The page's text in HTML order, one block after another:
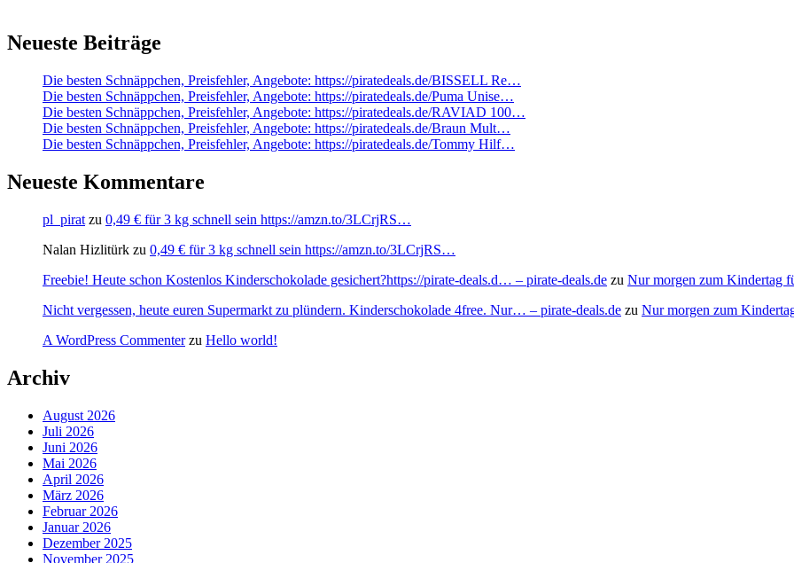
Neueste Beiträge
Die besten Schnäppchen, Preisfehler, Angebote: https://piratedeals.de/BISSELL Re…
Die besten Schnäppchen, Preisfehler, Angebote: https://piratedeals.de/Puma Unise…
Die besten Schnäppchen, Preisfehler, Angebote: https://piratedeals.de/RAVIAD 100…
Die besten Schnäppchen, Preisfehler, Angebote: https://piratedeals.de/Braun Mult…
Die besten Schnäppchen, Preisfehler, Angebote: https://piratedeals.de/Tommy Hilf…
Neueste Kommentare
pl_pirat zu 0,49 € für 3 kg schnell sein https://amzn.to/3LCrjRS…
Nalan Hizlitürk zu 0,49 € für 3 kg schnell sein https://amzn.to/3LCrjRS…
Freebie! Heute schon Kostenlos Kinderschokolade gesichert?https://pirate-deals.d… – pirate-deals.de zu Nur morgen zum Kindertag
Nicht vergessen, heute euren Supermarkt zu plündern. Kinderschokolade 4free. Nur… – pirate-deals.de zu Nur morgen zum
A WordPress Commenterzu Hello world!
Archiv
August 2026
Juli 2026
Juni 2026
Mai 2026
April 2026
März 2026
Februar 2026
Januar 2026
Dezember 2025
November 2025